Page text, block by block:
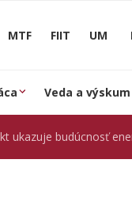
MTF FIIT UM
Veda a výskum
budúcnosť energetiky